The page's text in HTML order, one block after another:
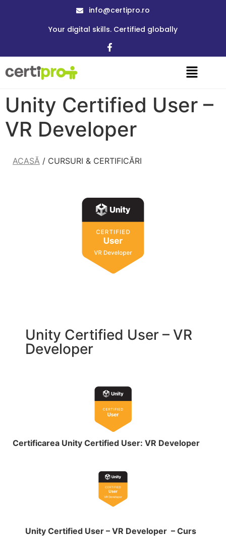
info@certipro.ro
Your digital skills. Certified globally
Unity Certified User –
VR Developer
ACASĂ / CURSURI & CERTIFICĂRI
Unity Certified User – VR
Developer
Certificarea Unity Certified User: VR Developer
Unity Certified User – VR Developer – Curs